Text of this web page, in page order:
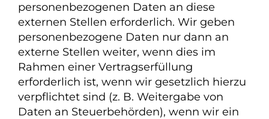
personenbezogenen Daten an diese
externen Stellen erforderlich. Wir geben
personenbezogene Daten nur dann an
externe Stellen weiter, wenn dies im
Rahmen einer Vertragserfüllung
erforderlich ist, wenn wir gesetzlich hierzu
verpflichtet sind (z. B. Weitergabe von
Daten an Steuerbehörden), wenn wir ein